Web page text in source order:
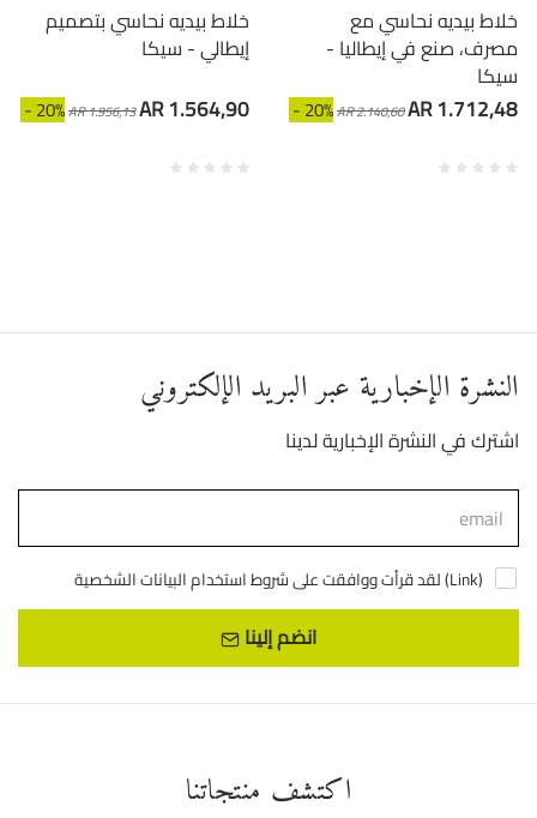
خلاط بيديه نحاسي بتصميم
إيطالي - سيكا
- 20%AR 1.956,13AR 1.564,90
خلاط بيديه نحاسي مع
مصرف، صنع في إيطاليا -
سيكا
- 20%AR 2.140,60AR 1.712,48
النشرة الإخبارية عبر البريد الإلكتروني
اشترك في النشرة الإخبارية لدينا
لقد قرأت ووافقت على شروط استخدام البيانات الشخصية (Link)
انضم إلينا
اكتشف منتجاتنا